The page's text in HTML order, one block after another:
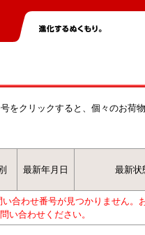
をクリックすると、個々のお荷
最新年月日 最新状
い合わせ番号が見つかりません
い合わせください。